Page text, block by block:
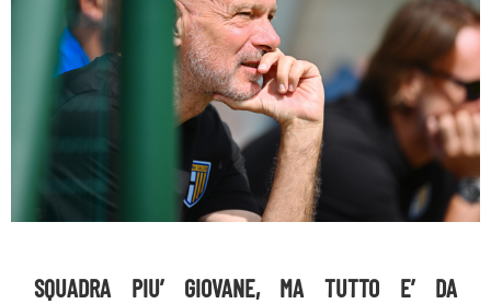
SQUADRA PIU’ GIOVANE, MA TUTTO E’ DA